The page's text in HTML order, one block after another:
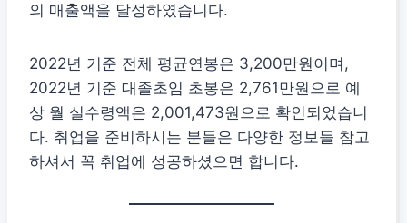
의 매출액을 달성하였습니다.
2022년 기준 전체 평균연봉은 3,200만원이며,
2022년 기준 대졸초임 초봉은 2,761만원으로 예
상 월 실수령액은 2,001,473원으로 확인되었습니
다. 취업을 준비하시는 분들은 다양한 정보들 참고
하셔서 꼭 취업에 성공하셨으면 합니다.